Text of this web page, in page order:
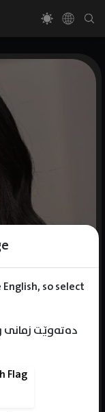
so select
دەتەوێت زمانی